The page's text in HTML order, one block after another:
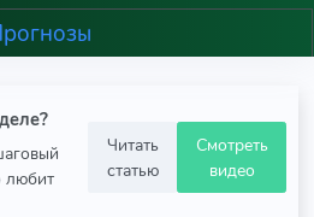
любит
Читать
статью
Смотреть
видео